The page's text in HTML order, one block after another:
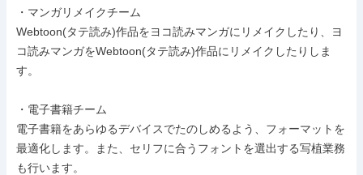
・マンガリメイクチーム
Webtoon(タテ読み)作品をヨコ読みマンガにリメイクしたり、ヨ
コ読みマンガをWebtoon(タテ読み)作品にリメイクしたりしま
す。
・電子書籍チーム
電子書籍をあらゆるデバイスでたのしめるよう、フォーマットを
最適化します。また、セリフに合うフォントを選出する写植業務
も行います。